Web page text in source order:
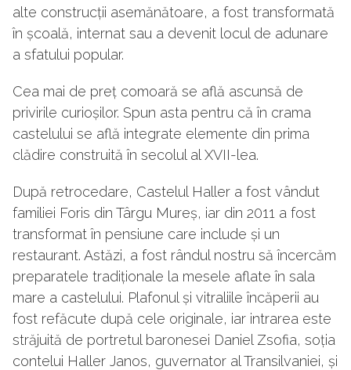
alte construcții asemănătoare, a fost transformată
în școală, internat sau a devenit locul de adunare
a sfatului popular.
Cea mai de preț comoară se află ascunsă de
privirile curioșilor. Spun asta pentru că în crama
castelului se află integrate elemente din prima
clădire construită în secolul al XVII-lea.
După retrocedare, Castelul Haller a fost vândut
familiei Foris din Târgu Mureș, iar din 2011 a fost
transformat în pensiune care include și un
restaurant. Astăzi, a fost rândul nostru să încercăm
preparatele tradiționale la mesele aflate în sala
mare a castelului. Plafonul și vitraliile încăperii au
fost refăcute după cele originale, iar intrarea este
străjuită de portretul baronesei Daniel Zsofia, soția
contelui Haller Janos, guvernator al Transilvaniei, și